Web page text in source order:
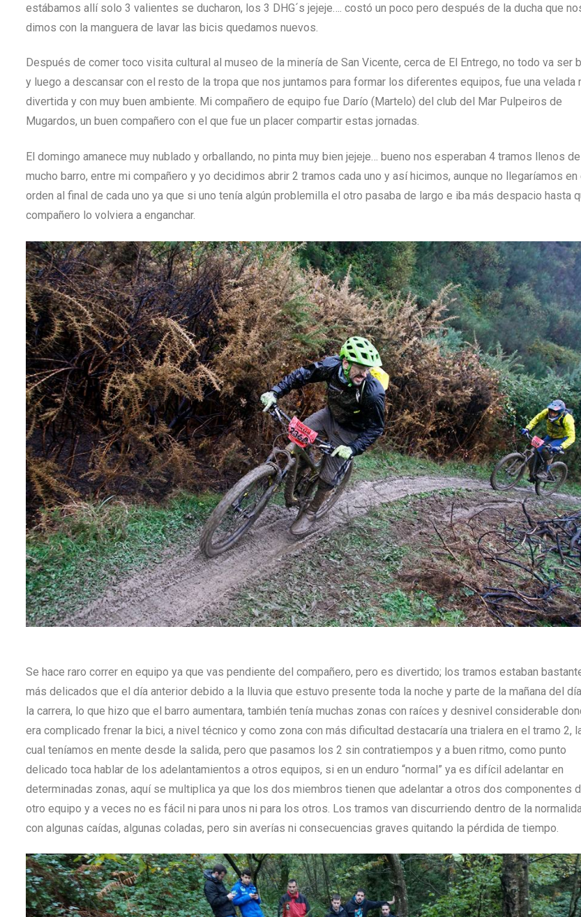
estábamos allí solo 3 valientes se ducharon, los 3 DHG´s jejeje…. costó un poco pero después de la ducha que
dimos con la manguera de lavar las bicis quedamos nuevos.
Después de comer toco visita cultural al museo de la minería de San Vicente, cerca de El Entrego, no todo va ser
y luego a descansar con el resto de la tropa que nos juntamos para formar los diferentes equipos, fue una velada
divertida y con muy buen ambiente. Mi compañero de equipo fue Darío (Martelo) del club del Mar Pulpeiros de
Mugardos, un buen compañero con el que fue un placer compartir estas jornadas.
El domingo amanece muy nublado y orballando, no pinta muy bien jejeje… bueno nos esperaban 4 tramos llenos de
mucho barro, entre mi compañero y yo decidimos abrir 2 tramos cada uno y así hicimos, aunque no llegaríamos en
orden al final de cada uno ya que si uno tenía algún problemilla el otro pasaba de largo e iba más despacio hasta
compañero lo volviera a enganchar.
Se hace raro correr en equipo ya que vas pendiente del compañero, pero es divertido; los tramos estaban
más delicados que el día anterior debido a la lluvia que estuvo presente toda la noche y parte de la mañana del
la carrera, lo que hizo que el barro aumentara, también tenía muchas zonas con raíces y desnivel considerable
era complicado frenar la bici, a nivel técnico y como zona con más dificultad destacaría una trialera en el tramo 2,
cual teníamos en mente desde la salida, pero que pasamos los 2 sin contratiempos y a buen ritmo, como punto
delicado toca hablar de los adelantamientos a otros equipos, si en un enduro “normal” ya es difícil adelantar en
determinadas zonas, aquí se multiplica ya que los dos miembros tienen que adelantar a otros dos componentes
otro equipo y a veces no es fácil ni para unos ni para los otros. Los tramos van discurriendo dentro de la
con algunas caídas, algunas coladas, pero sin averías ni consecuencias graves quitando la pérdida de tiempo.